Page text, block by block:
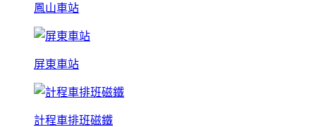
鳳山車站
屏東車站
計程車排班磁鐵